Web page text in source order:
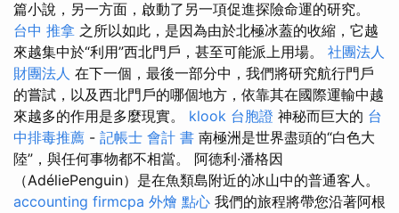
篇小說，另一方面，啟動了另一項促進探險命運的研究。
台中 推拿 之所以如此，是因為由於北極冰蓋的收縮，它越
來越集中於“利用”西北門戶，甚至可能派上用場。 社團法人
財團法人 在下一個，最後一部分中，我們將研究航行門戶
的嘗試，以及西北門戶的哪個地方，依靠其在國際運輸中越
來越多的作用是多麼現實。 klook 台胞證 神秘而巨大的 台
中排毒推薦 - 記帳士 會計 書 南極洲是世界盡頭的“白色大
陸”，與任何事物都不相當。 阿德利·潘格因
（AdéliePenguin）是在魚類島附近的冰山中的普通客人。
accounting firmcpa 外燴 點心 我們的旅程將帶您沿著阿根